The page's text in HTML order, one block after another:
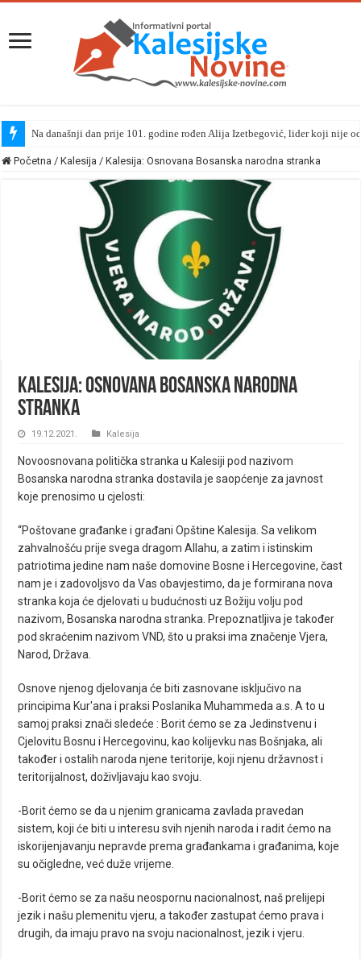
Na današnji dan prije 101. godine rođen Alija Izetbegović, lider koji nije
Početna / Kalesija / Kalesija: Osnovana Bosanska narodna stranka
Kalesija: Osnovana Bosanska narodna
stranka
19.12.2021. Kalesija
Novoosnovana politička stranka u Kalesiji pod nazivom
Bosanska narodna stranka dostavila je saopćenje za javnost
koje prenosimo u cjelosti:
“Poštovane građanke i građani Opštine Kalesija. Sa velikom
zahvalnošću prije svega dragom Allahu, a zatim i istinskim
patriotima jedine nam naše domovine Bosne i Hercegovine, čast
nam je i zadovoljsvo da Vas obavjestimo, da je formirana nova
stranka koja će djelovati u budućnosti uz Božiju volju pod
nazivom, Bosanska narodna stranka. Prepoznatljiva je također
pod skraćenim nazivom VND, što u praksi ima značenje Vjera,
Narod, Država.
Osnove njenog djelovanja će biti zasnovane isključivo na
principima Kur'ana i praksi Poslanika Muhammeda a.s. A to u
samoj praksi znači sledeće : Borit ćemo se za Jedinstvenu i
Cjelovitu Bosnu i Hercegovinu, kao kolijevku nas Bošnjaka, ali
također i ostalih naroda njene teritorije, koji njenu državnost i
teritorijalnost, doživljavaju kao svoju.
-Borit ćemo se da u njenim granicama zavlada pravedan
sistem, koji će biti u interesu svih njenih naroda i radit ćemo na
iskorijenjavanju nepravde prema građankama i građanima, koje
su očigledne, već duže vrijeme.
-Borit ćemo se za našu neospornu nacionalnost, naš prelijepi
jezik i našu plemenitu vjeru, a također zastupat ćemo prava i
drugih, da imaju pravo na svoju nacionalnost, jezik i vjeru.